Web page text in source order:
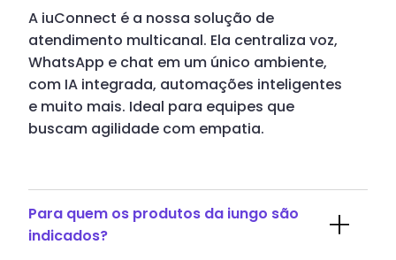
A iuConnect é a nossa solução de
atendimento multicanal. Ela centraliza voz,
WhatsApp e chat em um único ambiente,
com IA integrada, automações inteligentes
e muito mais. Ideal para equipes que
buscam agilidade com empatia.
Para quem os produtos da iungo são
indicados?